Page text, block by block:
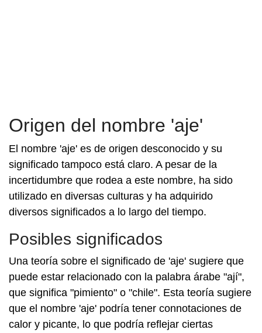
Origen del nombre 'aje'
El nombre 'aje' es de origen desconocido y su
significado tampoco está claro. A pesar de la
incertidumbre que rodea a este nombre, ha sido
utilizado en diversas culturas y ha adquirido
diversos significados a lo largo del tiempo.
Posibles significados
Una teoría sobre el significado de 'aje' sugiere que
puede estar relacionado con la palabra árabe "ají",
que significa "pimiento" o "chile". Esta teoría sugiere
que el nombre 'aje' podría tener connotaciones de
calor y picante, lo que podría reflejar ciertas